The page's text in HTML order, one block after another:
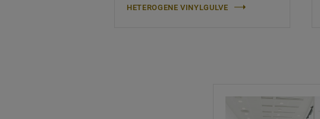
HETEROGENE VINYLGULVE